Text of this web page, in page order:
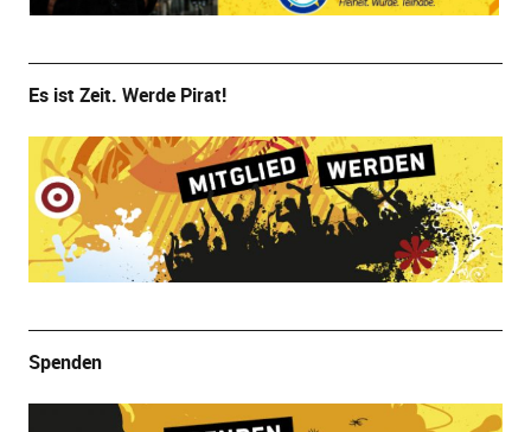
Es ist Zeit. Werde Pirat!
Spenden